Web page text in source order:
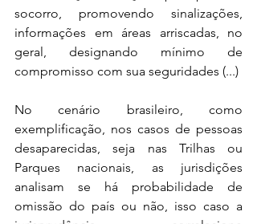
socorro, promovendo sinalizações,
informações em áreas arriscadas, no
geral, designando mínimo de
compromisso com sua seguridades (...)
No cenário brasileiro, como
exemplificação, nos casos de pessoas
desaparecidas, seja nas Trilhas ou
Parques nacionais, as jurisdições
analisam se há probabilidade de
omissão do país ou não, isso caso a